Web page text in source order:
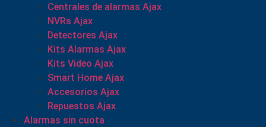
Centrales de alarmas Ajax
NVRs Ajax
Detectores Ajax
Kits Alarmas Ajax
Kits Video Ajax
Smart Home Ajax
Accesorios Ajax
Repuestos Ajax
Alarmas sin cuota